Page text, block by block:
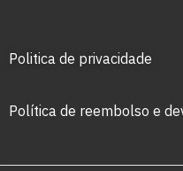
Politica de privacidade
Política de reembolso e